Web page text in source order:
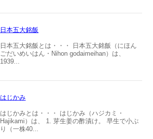
日本五大銘飯
日本五大銘飯とは・・・ 日本五大銘飯（にほん
ごだいめいはん・Nihon godaimeihan）は、
1939...
はじかみ
はじかみとは・・・ はじかみ（ハジカミ・
Hajikami）は、 1. 芽生姜の酢漬け。 早生で小ぶ
り（一株40...